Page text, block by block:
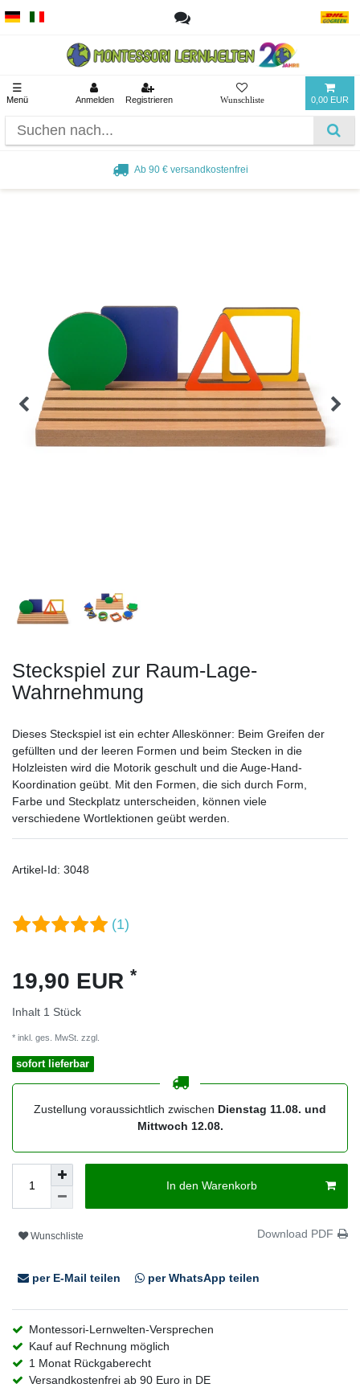
☰
Menü Anmelden Registrieren 0,00 EUR
Ab 90 € versandkostenfrei
Steckspiel zur Raum-Lage-
Wahrnehmung
Dieses Steckspiel ist ein echter Alleskönner: Beim Greifen der
gefüllten und der leeren Formen und beim Stecken in die
Holzleisten wird die Motorik geschult und die Auge-Hand-
Koordination geübt. Mit den Formen, die sich durch Form,
Farbe und Steckplatz unterscheiden, können viele
verschiedene Wortlektionen geübt werden.
Artikel-Id: 3048
(1)
19,90 EUR *
Inhalt 1 Stück
* inkl. ges. MwSt. zzgl.
sofort lieferbar
Zustellung voraussichtlich zwischen Dienstag 11.08. und
Mittwoch 12.08.
In den Warenkorb
Wunschliste Download PDF
per E-Mail teilen per WhatsApp teilen
Montessori-Lernwelten-Versprechen
Kauf auf Rechnung möglich
1 Monat Rückgaberecht
Versandkostenfrei ab 90 Euro in DE